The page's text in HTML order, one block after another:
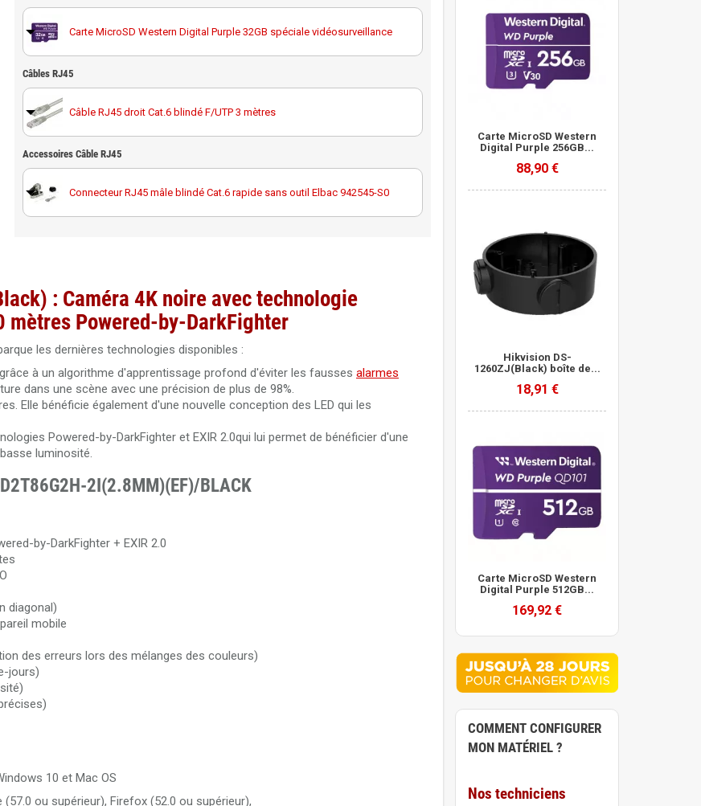
Carte MicroSD Western Digital Purple 32GB spéciale vidéosurveillance
Carte MicroSD Western Digital Purple 64GB spéciale vidéosurveillance
vidéosurveillance
Carte MicroSD Western Digital Purple 256GB spéciale
vidéosurveillance
Carte MicroSD Western Digital Purple 512GB spéciale
Câbles RJ45
Câble RJ45 droit Cat.6 blindé F/UTP 3 mètres
Câble RJ45 droit Cat.6 blindé F/UTP 10 mètres
Câble RJ45 droit Cat.6 blindé F/UTP 50 mètres
Câble RJ45 droit Cat.6 blindé F/UTP 40 mètres 100% cuivre
Câble RJ45 Cat.5 UTP 305 mètres Dahua PFM920I-5EUN
Câble RJ45 Cat.6 UTP 305 mètres LSZH Dahua PFM923I-6UN-C
Accessoires Câble RJ45
Connecteur RJ45 mâle blindé Cat.6 rapide sans outil Elbac 942545-S0
: Caméra 4K noire avec technologie
Powered-by-DarkFighter
les dernières technologies disponibles :
à un algorithme d'apprentissage profond d'éviter les fausses alarmes
dans une scène avec une précision de plus de 98%.
Elle bénéficie également d'une nouvelle conception des LED qui les
Powered-by-DarkFighter et EXIR 2.0qui lui permet de bénéficier d'une
luminosité.
2I(2.8MM)(EF)/BLACK
by-DarkFighter + EXIR 2.0
diagonal)
mobile
des erreurs lors des mélanges des couleurs)
jours)
10 et Mac OS
ou supérieur), Firefox (52.0 ou supérieur),
Carte MicroSD Western
Digital Purple 256GB...
88,90 €
Hikvision DS-
1260ZJ(Black) boîte de...
18,91 €
Carte MicroSD Western
Digital Purple 512GB...
169,92 €
COMMENT CONFIGURER
MON MATÉRIEL ?
Nos techniciens